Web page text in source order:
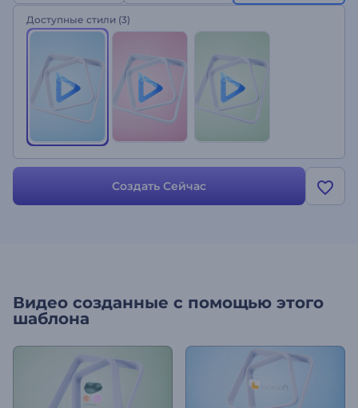
многого другого. Создайте свое минималистичное видео!
Доступные стили (3)
Создать Сейчас
Видео созданные с помощью этого
шаблона